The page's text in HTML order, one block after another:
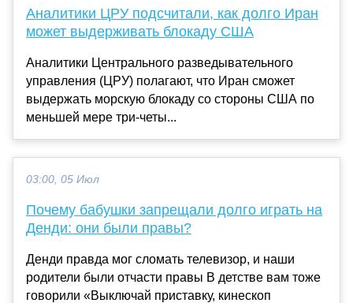
Аналитики ЦРУ подсчитали, как долго Иран
может выдерживать блокаду США
Аналитики Центрального разведывательного
управления (ЦРУ) полагают, что Иран сможет
выдержать морскую блокаду со стороны США по
меньшей мере три-четы...
03:00, 05 Июл
Почему бабушки запрещали долго играть на
Денди: они были правы?
Денди правда мог сломать телевизор, и наши
родители были отчасти правы В детстве вам тоже
говорили «Выключай приставку, кинескоп